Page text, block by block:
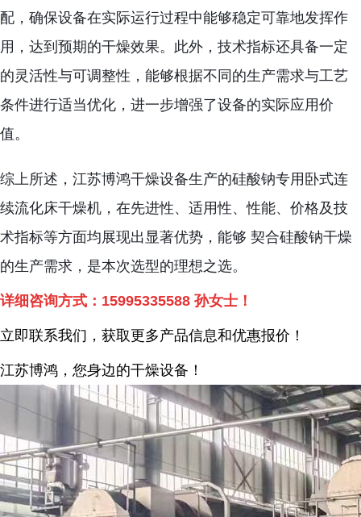
配，确保设备在实际运行过程中能够稳定可靠地发挥作
用，达到预期的干燥效果。此外，技术指标还具备一定
的灵活性与可调整性，能够根据不同的生产需求与工艺
条件进行适当优化，进一步增强了设备的实际应用价
值。
综上所述，江苏博鸿干燥设备生产的硅酸钠专用卧式连
续流化床干燥机，在先进性、适用性、性能、价格及技
术指标等方面均展现出显著优势，能够 契合硅酸钠干燥
的生产需求，是本次选型的理想之选。
详细咨询方式： 15995335588 孙女士！
立即联系我们，获取更多产品信息和优惠报价！
江苏博鸿，您身边的干燥设备 ！